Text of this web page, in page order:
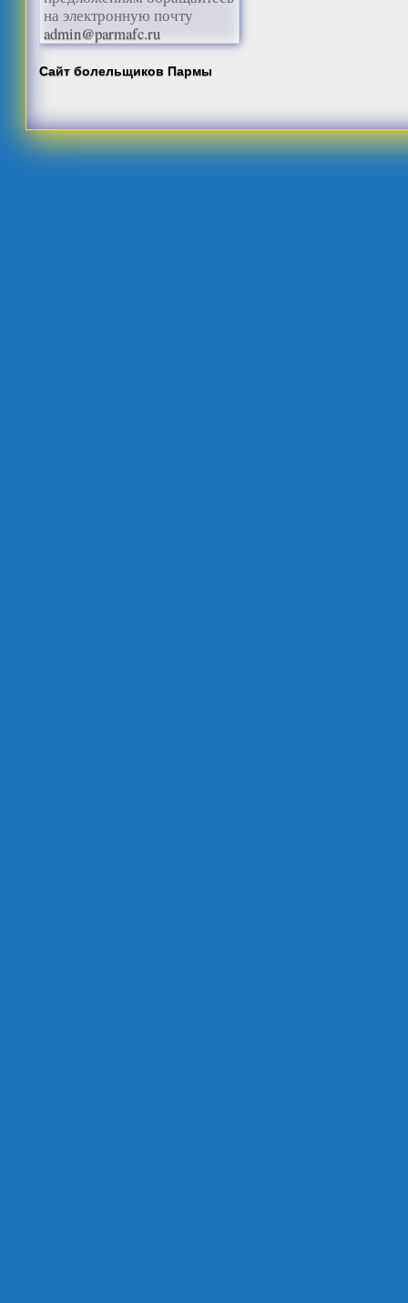
на электронную почту
admin@parmafc.ru
Сайт болельщиков Пармы